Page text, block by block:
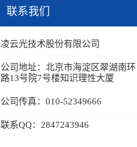
联系我们
凌云光技术股份有限公司
公司地址： 北京市海淀区翠湖南环
路13号院7号楼知识理性大厦
公司传真： 010-52349666
联系QQ： 2847243946